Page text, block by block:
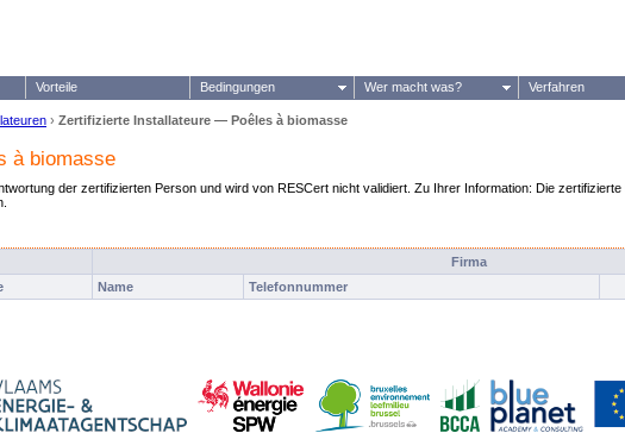
Vorteile Bedingungen Wer macht was? Verfahren
› Zertifizierte Installateure — Poêles à biomasse
à biomasse
der zertifizierten Person und wird von RESCert nicht validiert. Zu Ihrer Information: Die
Firma
Name Telefonnummer